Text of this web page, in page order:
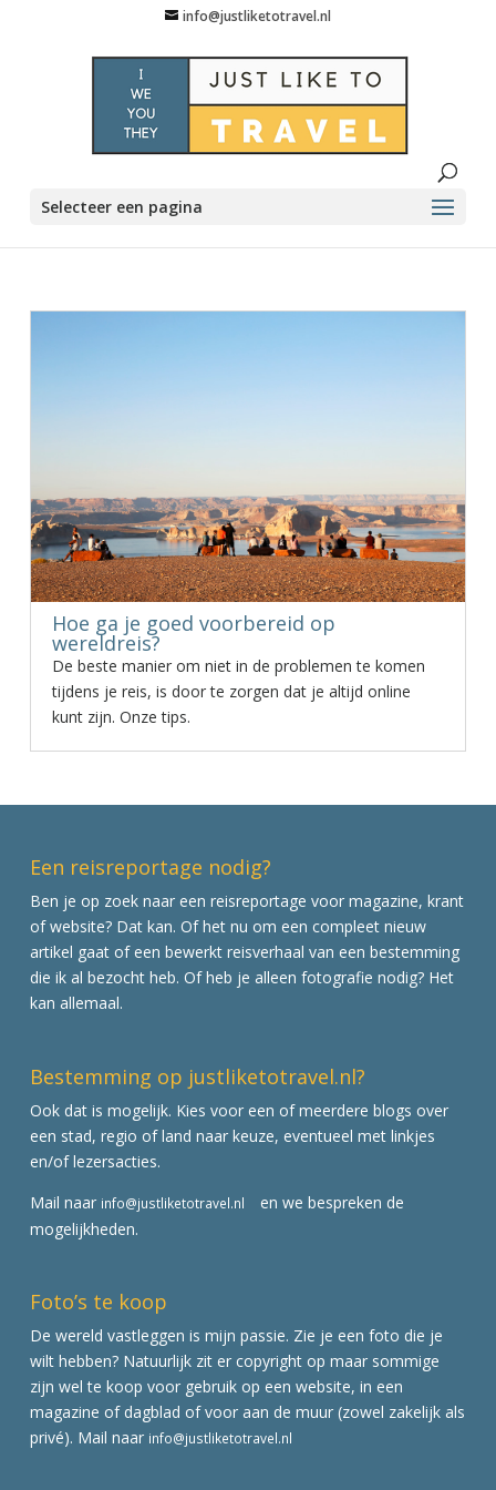
info@justliketotravel.nl
Selecteer een pagina
Hoe ga je goed voorbereid op
wereldreis?
De beste manier om niet in de problemen te komen
tijdens je reis, is door te zorgen dat je altijd online
kunt zijn. Onze tips.
Een reisreportage nodig?
Ben je op zoek naar een reisreportage voor magazine, krant
of website? Dat kan. Of het nu om een compleet nieuw
artikel gaat of een bewerkt reisverhaal van een bestemming
die ik al bezocht heb. Of heb je alleen fotografie nodig? Het
kan allemaal.
Bestemming op justliketotravel.nl?
Ook dat is mogelijk. Kies voor een of meerdere blogs over
een stad, regio of land naar keuze, eventueel met linkjes
en/of lezersacties.
Mail naar info@justliketotravel.nl
en we bespreken de
mogelijkheden.
Foto’s te koop
De wereld vastleggen is mijn passie. Zie je een foto die je
wilt hebben? Natuurlijk zit er copyright op maar sommige
zijn wel te koop voor gebruik op een website, in een
magazine of dagblad of voor aan de muur (zowel zakelijk als
privé). Mail naar info@justliketotravel.nl